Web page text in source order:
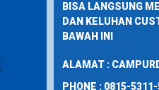
BISA LANGSUNG
DAN KELUHAN
BAWAH INI
ALAMAT :
PHONE : 0815-